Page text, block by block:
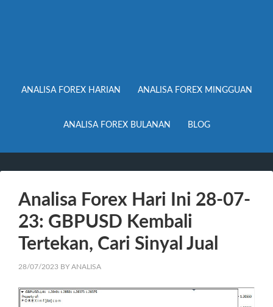
ANALISA FOREX HARIAN ANALISA FOREX MINGGUAN
ANALISA FOREX BULANAN BLOG
Analisa Forex Hari Ini 28-07-
23: GBPUSD Kembali
Tertekan, Cari Sinyal Jual
28/07/2023 BY ANALISA